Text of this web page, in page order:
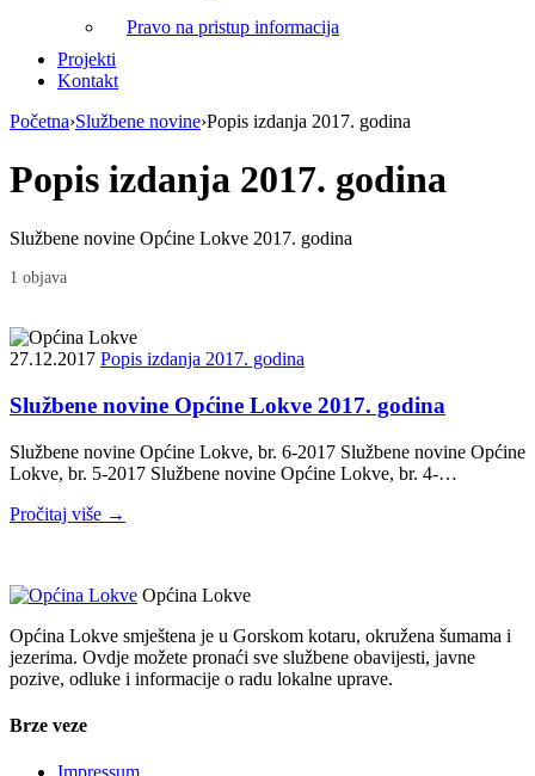
Pravo na pristup informacija
Projekti
Kontakt
Početna›Službene novine›Popis izdanja 2017. godina
Popis izdanja 2017. godina
Službene novine Općine Lokve 2017. godina
1 objava
27.12.2017 Popis izdanja 2017. godina
Službene novine Općine Lokve 2017. godina
Službene novine Općine Lokve, br. 6-2017 Službene novine Općine
Lokve, br. 5-2017 Službene novine Općine Lokve, br. 4-…
Pročitaj više →
Općina Lokve
Općina Lokve smještena je u Gorskom kotaru, okružena šumama i
jezerima. Ovdje možete pronaći sve službene obavijesti, javne
pozive, odluke i informacije o radu lokalne uprave.
Brze veze